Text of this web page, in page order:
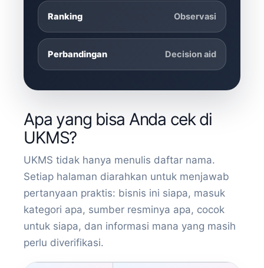
Ranking Observasi
Perbandingan Decision aid
Apa yang bisa Anda cek di
UKMS?
UKMS tidak hanya menulis daftar nama.
Setiap halaman diarahkan untuk menjawab
pertanyaan praktis: bisnis ini siapa, masuk
kategori apa, sumber resminya apa, cocok
untuk siapa, dan informasi mana yang masih
perlu diverifikasi.